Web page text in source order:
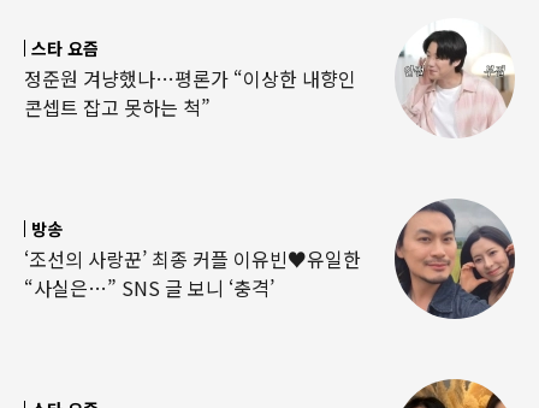
스타 요즘
정준원 겨냥했나…평론가 “이상한 내향인
콘셉트 잡고 못하는 척”
방송
‘조선의 사랑꾼’ 최종 커플 이유빈♥유일한
“사실은…” SNS 글 보니 ‘충격’